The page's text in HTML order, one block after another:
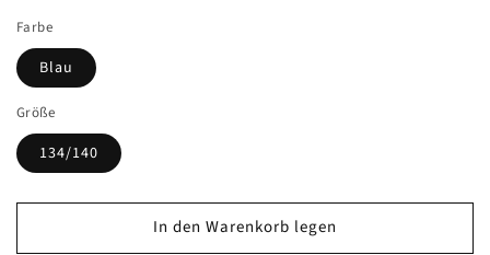
Farbe
Blau
Größe
134/140
In den Warenkorb legen